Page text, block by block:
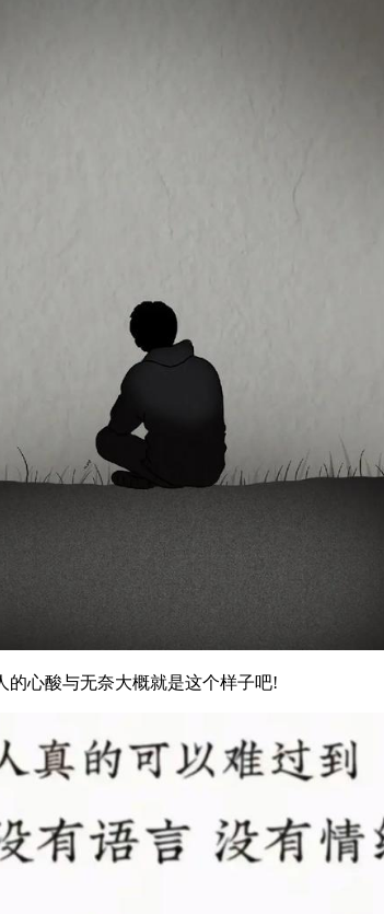
的心酸与无奈大概就是这个样子吧!